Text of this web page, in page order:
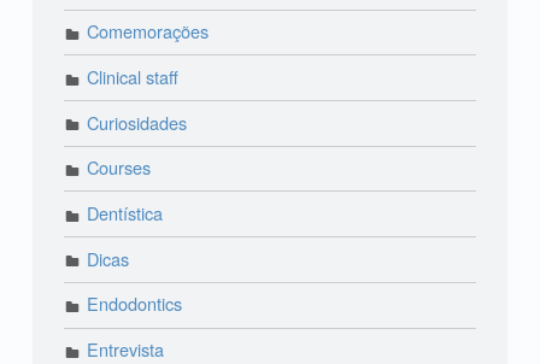
Comemorações
Clinical staff
Curiosidades
Courses
Dentística
Dicas
Endodontics
Entrevista